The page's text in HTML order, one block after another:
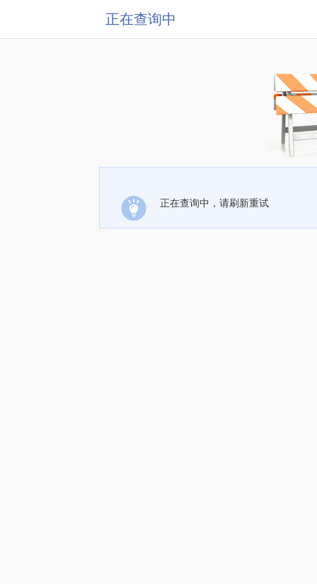
正在查询中
正在查询中，请刷新重试